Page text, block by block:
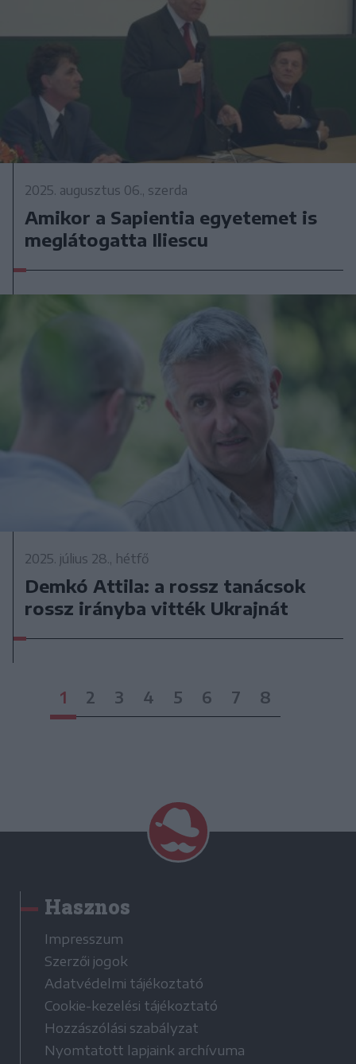
2025. augusztus 06., szerda
Amikor a Sapientia egyetemet is
meglátogatta Iliescu
2025. július 28., hétfő
Demkó Attila: a rossz tanácsok
rossz irányba vitték Ukrajnát
1 2 3 4 5 6 7 8
Hasznos
Impresszum
Szerzői jogok
Adatvédelmi tájékoztató
Cookie-kezelési tájékoztató
Hozzászólási szabályzat
Nyomtatott lapjaink archívuma